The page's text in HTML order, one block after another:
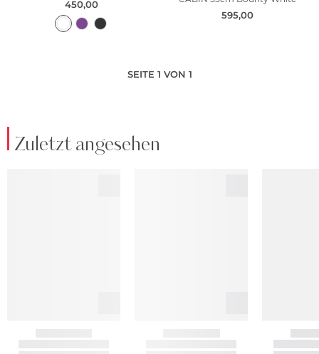
450,00
595,00
SEITE 1 VON 1
Zuletzt angesehen